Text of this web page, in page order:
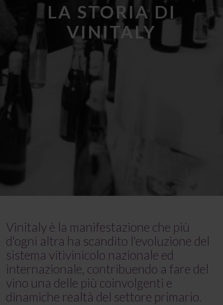
LA STORIA DI
VINITALY
Vinitaly è la manifestazione che più
d'ogni altra ha scandito l'evoluzione del
sistema vitivinicolo nazionale ed
internazionale, contribuendo a fare del
vino una delle più coinvolgenti e
dinamiche realtà del settore primario.